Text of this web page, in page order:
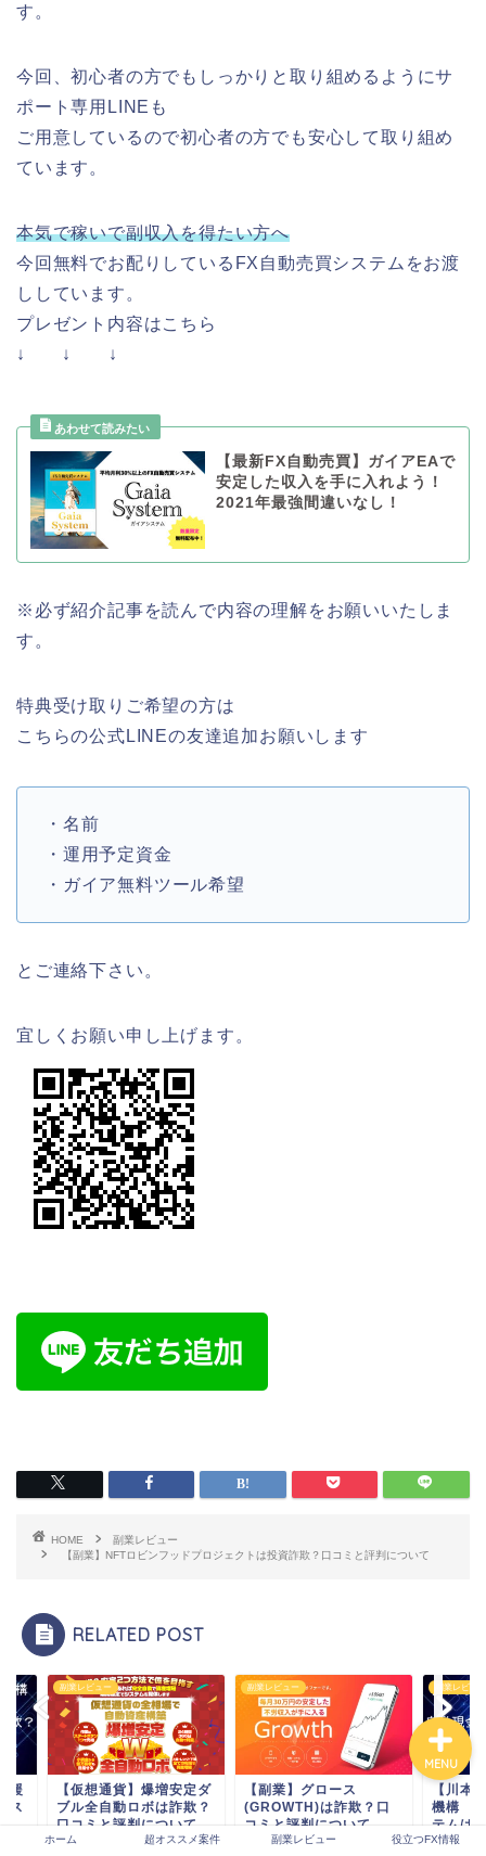
す。
今回、初心者の方でもしっかりと取り組めるようにサ
ポート専用LINEも
ご用意しているので初心者の方でも安心して取り組め
ています。
本気で稼いで副収入を得たい方へ
今回無料でお配りしているFX自動売買システムをお渡
ししています。
プレゼント内容はこちら
↓ ↓ ↓
【最新FX自動売買】ガイアEAで
安定した収入を手に入れよう！
2021年最強間違いなし！
※必ず紹介記事を読んで内容の理解をお願いいたしま
す。
特典受け取りご希望の方は
こちらの公式LINEの友達追加お願いします
・名前
・運用予定資金
・ガイア無料ツール希望
とご連絡下さい。
宜しくお願い申し上げます。
HOME
副業レビュー
【副業】NFTロビンフッドプロジェクトは投資詐欺？口コミと評判について
RELATED POST
ビュー
想通貨】爆増安定ダ
全自動ロボは詐欺？
ミと評判について
副業レビュー
【副業】グロース
(GROWTH)は詐欺？口
コミと評判について
2023年1月24日
副業レビュー
【川本真義氏】生活
機構 自動現金倍増
テムは詐欺？評判と
ホーム 超オススメ案件 副業レビュー 役立つFX情報
MENU